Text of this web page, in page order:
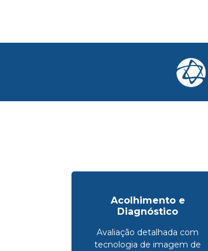
Acolhimento e
Diagnóstico
Avaliação detalhada com
tecnologia de imagem de